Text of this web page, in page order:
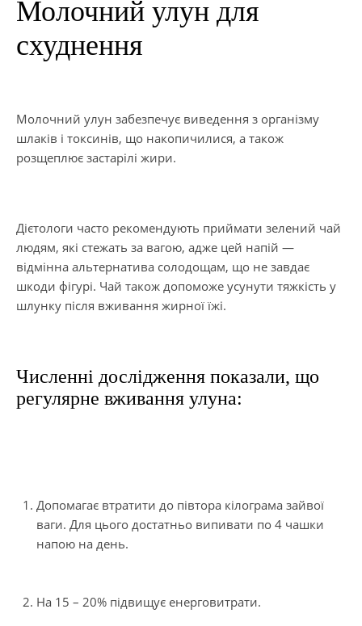
Молочний улун для
схуднення
Молочний улун забезпечує виведення з організму
шлаків і токсинів, що накопичилися, а також
розщеплює застарілі жири.
Дієтологи часто рекомендують приймати зелений чай
людям, які стежать за вагою, адже цей напій —
відмінна альтернатива солодощам, що не завдає
шкоди фігурі. Чай також допоможе усунути тяжкість у
шлунку після вживання жирної їжі.
Численні дослідження показали, що
регулярне вживання улуна:
Допомагає втратити до півтора кілограма зайвої
ваги. Для цього достатньо випивати по 4 чашки
напою на день.
На 15 – 20% підвищує енерговитрати.